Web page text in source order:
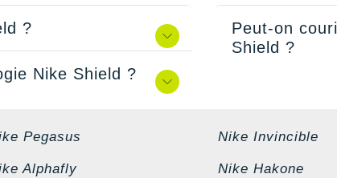
?
Nike Shield ?
Peut-on
Shield ?
Pegasus Nike Invincible
Alphafly Nike Hakone